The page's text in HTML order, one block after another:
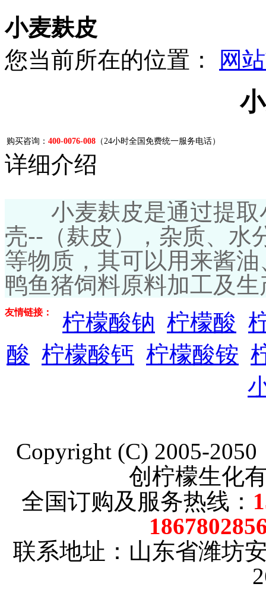
小麦麸皮
您当前所在的位置：
网
购买咨询： 400-0076-008 （24小时全国免费统一服务电话）
详细介绍
小麦麸皮是通过提取
壳--（麸皮），杂质、水
等物质，其可以用来酱
鸭鱼猪饲料原料加工及生
友情链接： 柠檬酸钠 柠檬酸
酸 柠檬酸钙 柠檬酸铵
Copyright (C) 2005-
创柠檬生化
全国订购及服务热线：
联系地址：山东省潍坊